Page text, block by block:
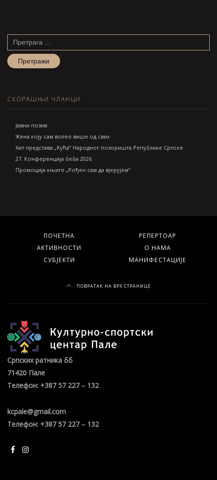
СКОРАШЊИ ЧЛАНЦИ
Jавни позив
Жена коју сам волео више од свих
Хит представа „Кућа“ Народног позоришта Републике Српске
27. Конференција беба 2026.
Промоција књиге „Рођен сам да вјерујем“
ПОЧЕТНА
РЕПЕРТОАР
АКТИВНОСТИ
О НАМА
СУБЈЕКТИ
МАНИФЕСТАЦИЈЕ
ПОВРАТАК НА ВРХ СТРАНИЦЕ
Српских ратника бб
71420 Пале
Телефон: +387 57 227 – 132
kcpale@gmail.com
Телефон: +387 57 227 – 132